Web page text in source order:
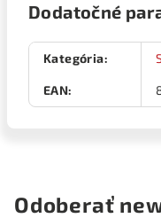
Dodatočné
Kategória:
EAN:
Odoberať